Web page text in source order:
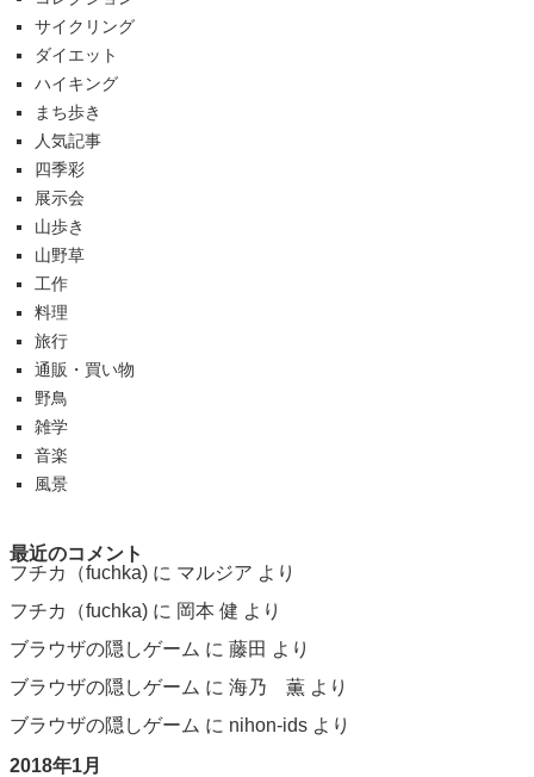
サイクリング
ダイエット
ハイキング
まち歩き
人気記事
四季彩
展示会
山歩き
山野草
工作
料理
旅行
通販・買い物
野鳥
雑学
音楽
風景
最近のコメント
フチカ（fuchka) に マルジア より
フチカ（fuchka) に 岡本 健 より
ブラウザの隠しゲーム に 藤田 より
ブラウザの隠しゲーム に 海乃 薫 より
ブラウザの隠しゲーム に nihon-ids より
2018年1月